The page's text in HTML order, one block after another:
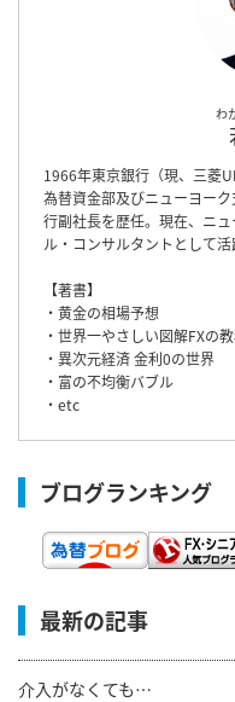
わ
1966年東京銀行（現、三菱
為替資金部及びニューヨー
行副社長を歴任。現在、ニ
ル・コンサルタントとして活
【著書】
・黄金の相場予想
・世界一やさしい図解FXの
・異次元経済 金利0の世界
・富の不均衡バブル
・etc
ブログランキング
最新の記事
介入がなくても…